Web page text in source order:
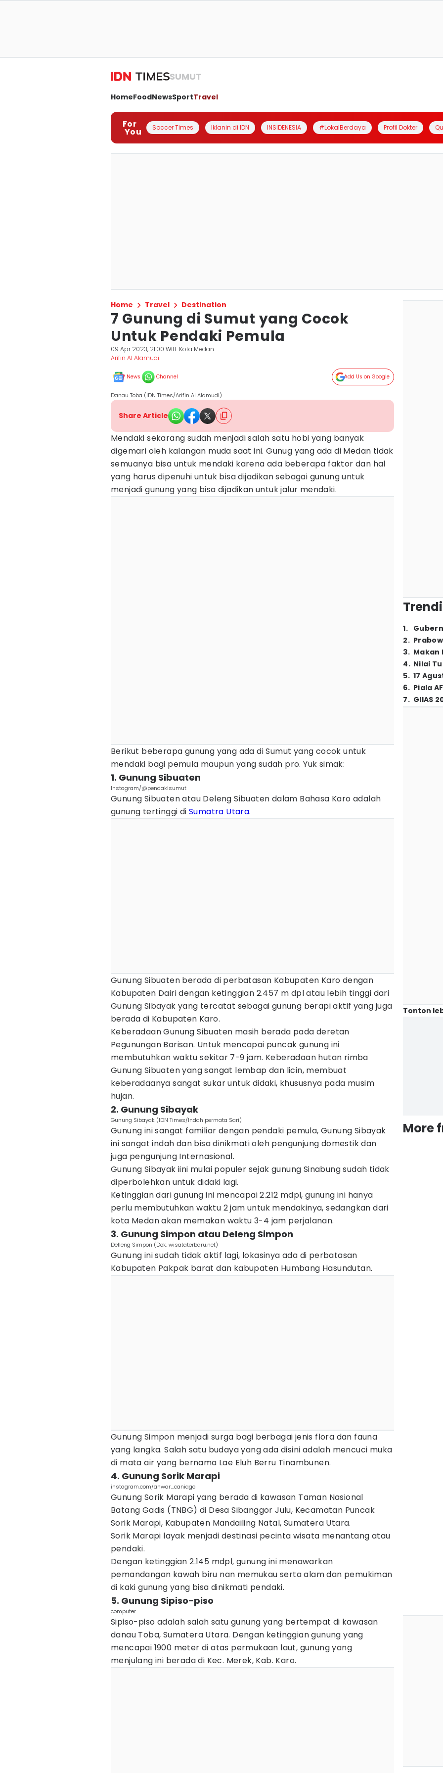
SUMUT
HomeFoodNewsSportTravel
For
You Soccer Times Iklanin di IDN INSIDENESIA #LokalBerdaya Profil Dokter
Home Travel Destination
7 Gunung di Sumut yang Cocok
Untuk Pendaki Pemula
09 Apr 2023, 21:00 WIB Kota Medan
Arifin Al Alamudi
News Channel Add Us on Google
Danau Toba (IDN Times/Arifin Al Alamudi)
Share Article
Mendaki sekarang sudah menjadi salah satu hobi yang banyak
digemari oleh kalangan muda saat ini. Gunug yang ada di Medan tidak
semuanya bisa untuk mendaki karena ada beberapa faktor dan hal
yang harus dipenuhi untuk bisa dijadikan sebagai gunung untuk
menjadi gunung yang bisa dijadikan untuk jalur mendaki.
Berikut beberapa gunung yang ada di Sumut yang cocok untuk
mendaki bagi pemula maupun yang sudah pro. Yuk simak:
1. Gunung Sibuaten
Instagram/@pendakisumut
Gunung Sibuaten atau Deleng Sibuaten dalam Bahasa Karo adalah
gunung tertinggi di Sumatra Utara.
Gunung Sibuaten berada di perbatasan Kabupaten Karo dengan
Kabupaten Dairi dengan ketinggian 2.457 m dpl atau lebih tinggi dari
Gunung Sibayak yang tercatat sebagai gunung berapi aktif yang juga
berada di Kabupaten Karo.
Keberadaan Gunung Sibuaten masih berada pada deretan
Pegunungan Barisan. Untuk mencapai puncak gunung ini
membutuhkan waktu sekitar 7-9 jam. Keberadaan hutan rimba
Gunung Sibuaten yang sangat lembap dan licin, membuat
keberadaanya sangat sukar untuk didaki, khususnya pada musim
hujan.
2. Gunung Sibayak
Gunung Sibayak (IDN Times/Indah permata Sari)
Gunung ini sangat familiar dengan pendaki pemula, Gunung Sibayak
ini sangat indah dan bisa dinikmati oleh pengunjung domestik dan
juga pengunjung Internasional.
Gunung Sibayak iini mulai populer sejak gunung Sinabung sudah tidak
diperbolehkan untuk didaki lagi.
Ketinggian dari gunung ini mencapai 2.212 mdpl, gunung ini hanya
perlu membutuhkan waktu 2 jam untuk mendakinya, sedangkan dari
kota Medan akan memakan waktu 3-4 jam perjalanan.
3. Gunung Simpon atau Deleng Simpon
Delleng Simpon (Dok. wisataterbaru.net)
Gunung ini sudah tidak aktif lagi, lokasinya ada di perbatasan
Kabupaten Pakpak barat dan kabupaten Humbang Hasundutan.
Gunung Simpon menjadi surga bagi berbagai jenis flora dan fauna
yang langka. Salah satu budaya yang ada disini adalah mencuci muka
di mata air yang bernama Lae Eluh Berru Tinambunen.
4. Gunung Sorik Marapi
instagram.com/anwar_caniago
Gunung Sorik Marapi yang berada di kawasan Taman Nasional
Batang Gadis (TNBG) di Desa Sibanggor Julu, Kecamatan Puncak
Sorik Marapi, Kabupaten Mandailing Natal, Sumatera Utara.
Sorik Marapi layak menjadi destinasi pecinta wisata menantang atau
pendaki.
Dengan ketinggian 2.145 mdpl, gunung ini menawarkan
pemandangan kawah biru nan memukau serta alam dan pemukiman
di kaki gunung yang bisa dinikmati pendaki.
5. Gunung Sipiso-piso
computer
Sipiso-piso adalah salah satu gunung yang bertempat di kawasan
danau Toba, Sumatera Utara. Dengan ketinggian gunung yang
mencapai 1900 meter di atas permukaan laut, gunung yang
menjulang ini berada di Kec. Merek, Kab. Karo.
1.
2.
3. Makan
4. Nilai
5. 17
6. Piala
7. GIIAS
Tonton
More